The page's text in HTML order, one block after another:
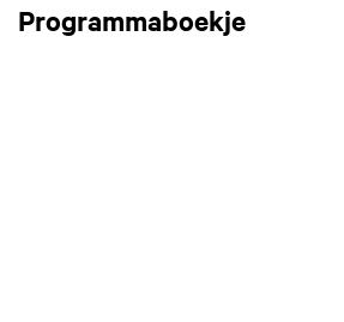
Programmaboekje